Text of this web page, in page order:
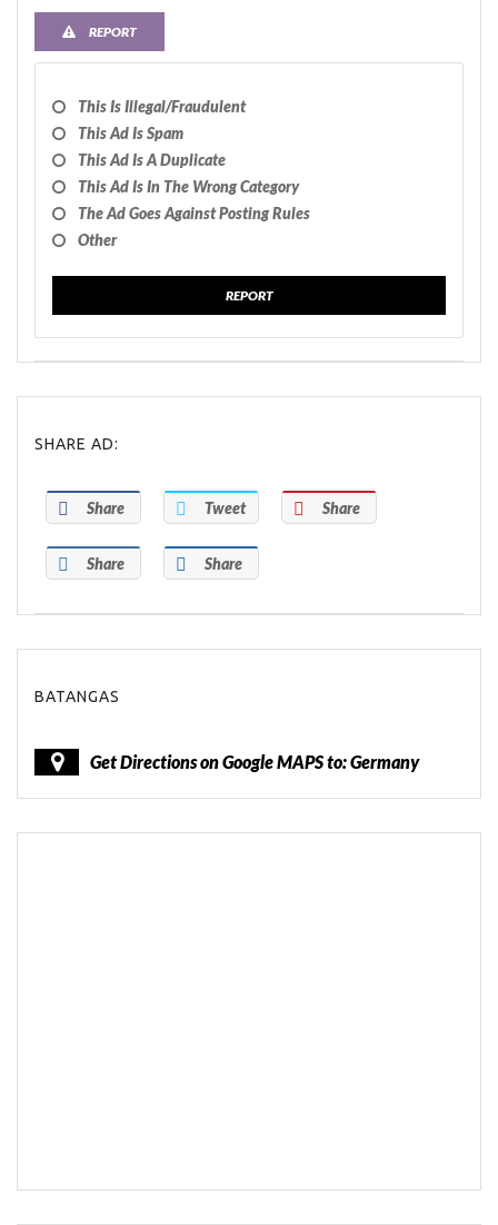
REPORT
This Is Illegal/fraudulent
This Ad Is Spam
This Ad Is A Duplicate
This Ad Is In The Wrong Category
The Ad Goes Against Posting Rules
Other
REPORT
SHARE AD:
Share Tweet Share
Share Share
BATANGAS
Get Directions on Google MAPS to: Germany